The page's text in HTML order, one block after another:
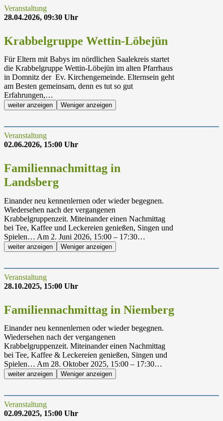
Veranstaltung
28.04.2026, 09:30 Uhr
Krabbelgruppe Wettin-Löbejün
Für Eltern mit Babys im nördlichen Saalekreis startet
die Krabbelgruppe Wettin-Löbejün im alten Pfarrhaus
in Domnitz der Ev. Kirchengemeinde. Elternsein geht
am Besten gemeinsam, denn es tut so gut
Erfahrungen,…
weiter anzeigen Weniger anzeigen
Veranstaltung
02.06.2026, 15:00 Uhr
Familiennachmittag in
Landsberg
Einander neu kennenlernen oder wieder begegnen.
Wiedersehen nach der vergangenen
Krabbelgruppenzeit. Miteinander einen Nachmittag
bei Tee, Kaffee und Leckereien genießen, Singen und
Spielen… Am 2. Juni 2026, 15:00 – 17:30…
weiter anzeigen Weniger anzeigen
Veranstaltung
28.10.2025, 15:00 Uhr
Familiennachmittag in Niemberg
Einander neu kennenlernen oder wieder begegnen.
Wiedersehen nach der vergangenen
Krabbelgruppenzeit. Miteinander einen Nachmittag
bei Tee, Kaffee & Leckereien genießen, Singen und
Spielen… Am 28. Oktober 2025, 15:00 – 17:30…
weiter anzeigen Weniger anzeigen
Veranstaltung
02.09.2025, 15:00 Uhr